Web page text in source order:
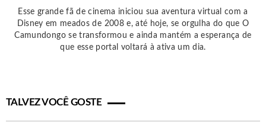
Esse grande fã de cinema iniciou sua aventura virtual com a
Disney em meados de 2008 e, até hoje, se orgulha do que O
Camundongo se transformou e ainda mantém a esperança de
que esse portal voltará à ativa um dia.
TALVEZ VOCÊ GOSTE